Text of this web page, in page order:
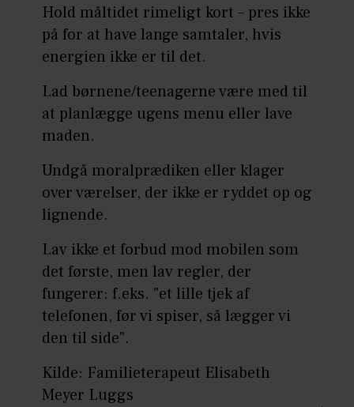
Hold måltidet rimeligt kort – pres ikke
på for at have lange samtaler, hvis
energien ikke er til det.
Lad børnene/teenagerne være med til
at planlægge ugens menu eller lave
maden.
Undgå moralprædiken eller klager
over værelser, der ikke er ryddet op og
lignende.
Lav ikke et forbud mod mobilen som
det første, men lav regler, der
fungerer: f.eks. "et lille tjek af
telefonen, før vi spiser, så lægger vi
den til side".
Kilde: Familieterapeut Elisabeth
Meyer Luggs